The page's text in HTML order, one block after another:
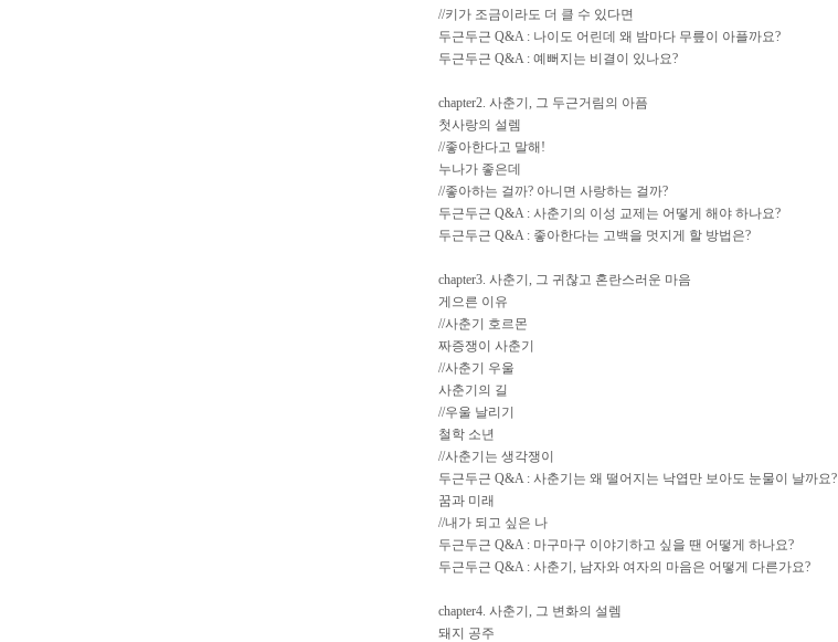
//키가 조금이라도 더 클 수 있다면
두근두근 Q&A : 나이도 어린데 왜 밤마다 무릎이 아플까요?
두근두근 Q&A : 예뻐지는 비결이 있나요?
chapter2. 사춘기, 그 두근거림의 아픔
첫사랑의 설렘
//좋아한다고 말해!
누나가 좋은데
//좋아하는 걸까? 아니면 사랑하는 걸까?
두근두근 Q&A : 사춘기의 이성 교제는 어떻게 해야 하나요?
두근두근 Q&A : 좋아한다는 고백을 멋지게 할 방법은?
chapter3. 사춘기, 그 귀찮고 혼란스러운 마음
게으른 이유
//사춘기 호르몬
짜증쟁이 사춘기
//사춘기 우울
사춘기의 길
//우울 날리기
철학 소년
//사춘기는 생각쟁이
두근두근 Q&A : 사춘기는 왜 떨어지는 낙엽만 보아도 눈물이 날까요?
꿈과 미래
//내가 되고 싶은 나
두근두근 Q&A : 마구마구 이야기하고 싶을 땐 어떻게 하나요?
두근두근 Q&A : 사춘기, 남자와 여자의 마음은 어떻게 다른가요?
chapter4. 사춘기, 그 변화의 설렘
돼지 공주